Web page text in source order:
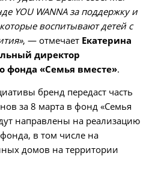
YOU WANNA за поддержку и
воспитывают детей с
, — отмечает Екатерина
директор
фонда «Семья вместе».
бренд передаст часть
за 8 марта в фонд «Семья
направлены на реализацию
в том числе на
домов на территории